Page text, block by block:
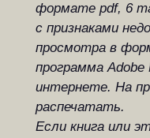
формате pdf, 6
с признаками
просмотра в
программа
интернете. На
распечатать.
Если книга или